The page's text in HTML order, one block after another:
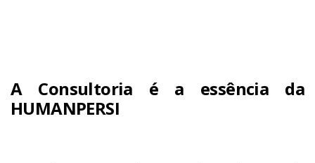
A Consultoria é a essência da
HUMANPERSI